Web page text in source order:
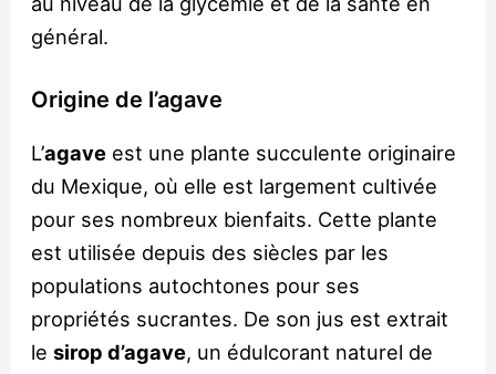
général.
Origine de l’agave
L’agave est une plante succulente originaire
du Mexique, où elle est largement cultivée
pour ses nombreux bienfaits. Cette plante
est utilisée depuis des siècles par les
populations autochtones pour ses
propriétés sucrantes. De son jus est extrait
lesirop d’agave, un édulcorant naturel de